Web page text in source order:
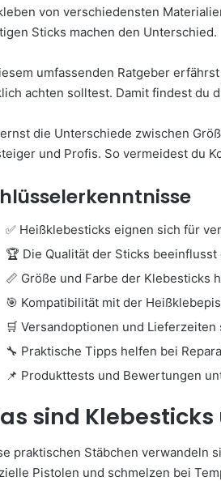
von verschiedensten
Sticks machen den Unterschied.
umfassenden Ratgeber
achten solltest. Damit findest du
die Unterschiede zwischen
und Profis. So vermeidest du
✅ Heißklebesticks eignen sich für
🏆 Die Qualität der Sticks
📏 Größe und Farbe der Klebesticks
🎯 Kompatibilität mit der
🛒 Versandoptionen und
🔧 Praktische Tipps helfen bei
📌 Produkttests und Bewertungen
sind
praktischen Stäbchen verwandeln
Pistolen und schmelzen bei